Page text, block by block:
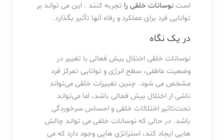
است نوسانات خلقی را تجربه کنند . این می تواند بر
توانایی فرد برای عملکرد و رفاه آنها تأثیر بگذارد.
در یک نگاه
نوسانات خلقی اختلال بیش فعالی با تغییر در
وضعیت عاطفی، سطح انرژی و توانایی تمرکز فرد
مشخص می شود. چنین تغییرات خلقی می‌تواند
ناشی از اختلال بیش فعالی باشد، اما می‌تواند
تحت‌تاثیر اختلالات خلقی و احساس سرخوردگی
باشد. در حالی که نوسانات خلقی می تواند چالش
هایی ایجاد کند، استراتژی هایی وجود دارد که می